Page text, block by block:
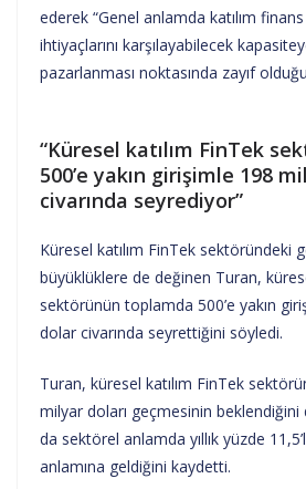
ederek “Genel anlamda katılım
ihtiyaçlarını karşılayabilecek
pazarlanması noktasında zayıf
“Küresel katılım FinTek
500’e yakın girişimle 198
civarında seyrediyor”
Küresel katılım FinTek sektöründeki
büyüklüklere de değinen Turan,
sektörünün toplamda 500’e yakın
dolar civarında seyrettiğini söyledi.
Turan, küresel katılım FinTek
milyar doları geçmesinin
da sektörel anlamda yıllık yüzde
anlamına geldiğini kaydetti.